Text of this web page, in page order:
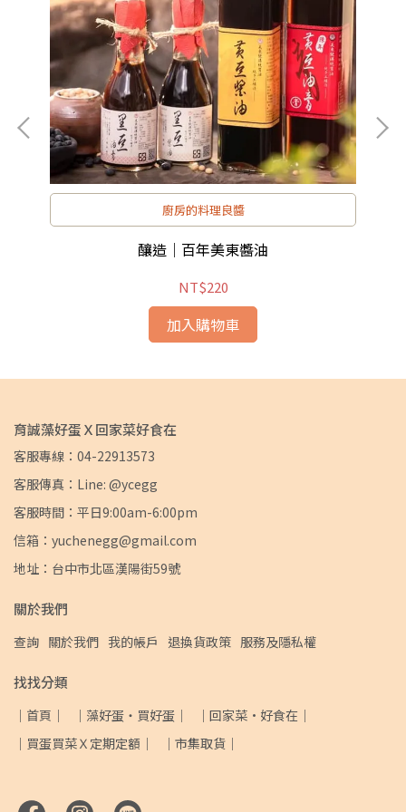
廚房的料理良醬
釀造｜百年美東醬油
NT$220
加入購物車
育誠藻好蛋Ｘ回家菜好食在
客服專線：04-22913573
客服傳真：Line: @ycegg
客服時間：平日9:00am-6:00pm
信箱：yuchenegg@gmail.com
地址：台中市北區漢陽街59號
關於我們
查詢 關於我們 我的帳戶 退換貨政策 服務及隱私權
找找分類
｜首頁｜ ｜藻好蛋・買好蛋｜
｜回家菜·好食在｜
｜買蛋買菜Ｘ定期定額｜
｜市集取貨｜